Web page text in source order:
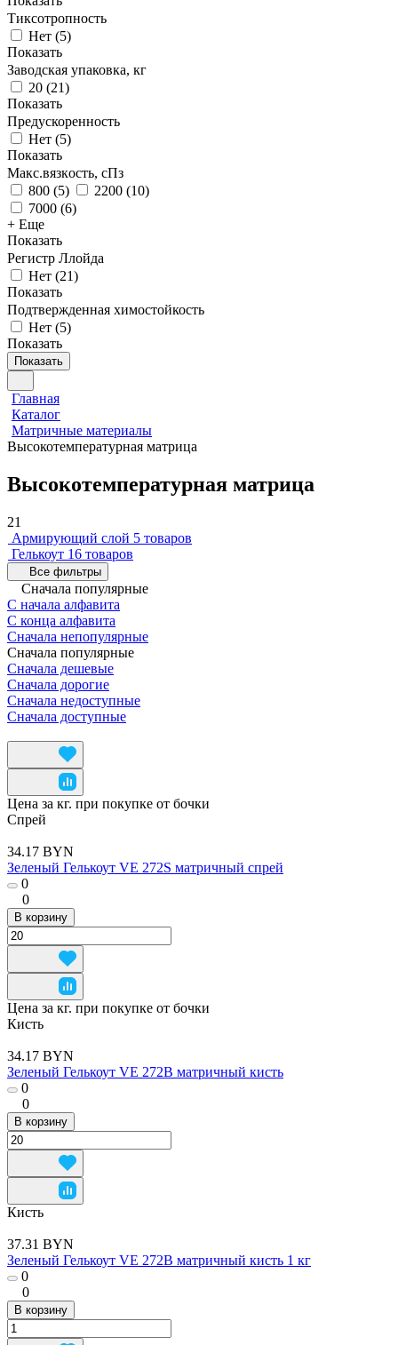
Тиксотропность
Нет (5)
Показать
Заводская упаковка, кг
20 (21)
Показать
Предускоренность
Нет (5)
Показать
Макс.вязкoсть, сПз
800 (5) 2200 (10)
7000 (6)
+ Еще
Показать
Регистр Ллойда
Нет (21)
Показать
Подтвержденная химостойкость
Нет (5)
Показать
Показать
Главная
Каталог
Матричные материалы
Высокотемпературная матрица
Высокотемпературная матрица
21
Армирующий слой 5 товаров
Гелькоут 16 товаров
Все фильтры
Сначала популярные
С начала алфавита
С конца алфавита
Сначала непопулярные
Сначала популярные
Сначала дешевые
Сначала дорогие
Сначала недоступные
Сначала доступные
Цена за кг. при покупке от бочки
Спрей
34.17 BYN
Зеленый Гелькоут VE 272S матричный спрей
0
0
В корзину
Цена за кг. при покупке от бочки
Кисть
34.17 BYN
Зеленый Гелькоут VE 272B матричный кисть
0
0
В корзину
Кисть
37.31 BYN
Зеленый Гелькоут VE 272B матричный кисть 1 кг
0
0
В корзину